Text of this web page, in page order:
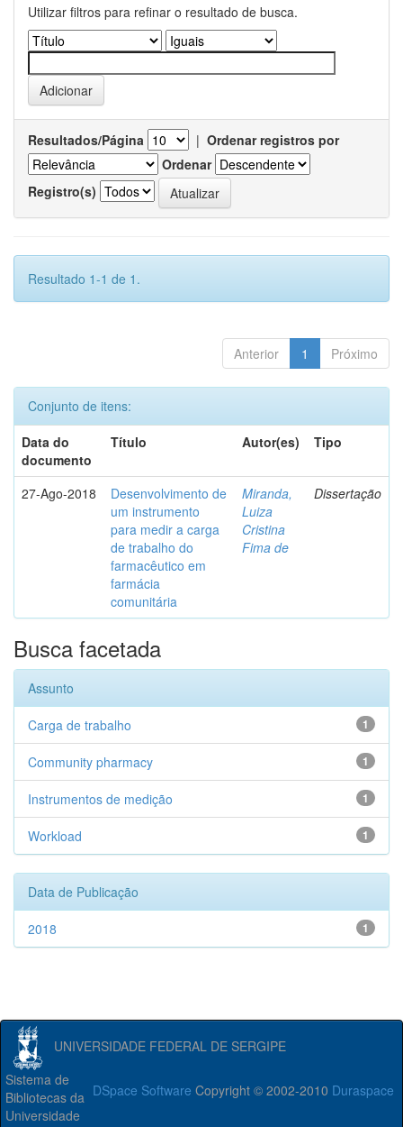
Utilizar filtros para refinar o resultado de busca.
Resultados/Página | Ordenar registros por
Ordenar
Registro(s)
Resultado 1-1 de 1.
Anterior 1 Próximo
Conjunto de itens:
Data do
documento
Título Autor(es) Tipo
27-Ago-2018
Desenvolvimento de
um instrumento
para medir a carga
de trabalho do
farmacêutico em
farmácia
comunitária
Miranda,
Luiza
Cristina
Fima de
Dissertação
Busca facetada
Assunto
1
Carga de trabalho
1
Community pharmacy
1
Instrumentos de medição
1
Workload
Data de Publicação
1
2018
UNIVERSIDADE FEDERAL DE SERGIPE
DSpace Software Copyright © 2002-2010 Duraspace
Sistema de
Bibliotecas da
Universidade